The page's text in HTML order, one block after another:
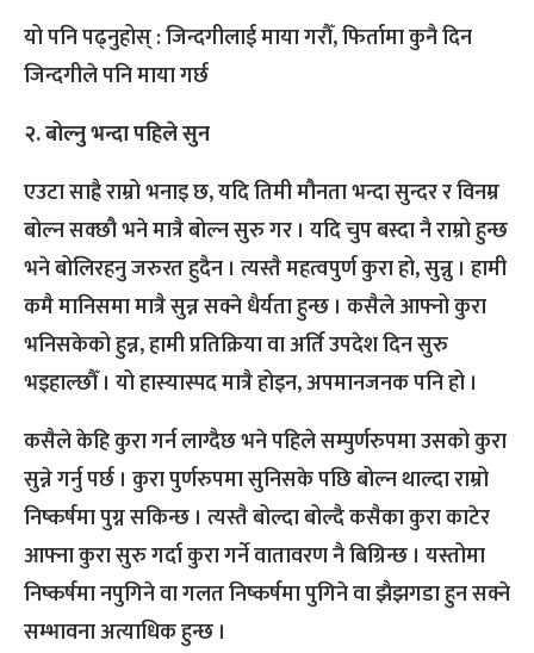
यो पनि पढ्नुहोस् : जिन्दगीलाई माया गरौँ, फिर्तामा कुनै दिन
जिन्दगीले पनि माया गर्छ
२. बोल्नु भन्दा पहिले सुन
एउटा साह्रै राम्रो भनाइ छ, यदि तिमी मौनता भन्दा सुन्दर र विनम्र
बोल्न सक्छौ भने मात्रै बोल्न सुरु गर । यदि चुप बस्दा नै राम्रो हुन्छ
भने बोलिरहनु जरुरत हुदैन । त्यस्तै महत्वपुर्ण कुरा हो, सुन्नु । हामी
कमै मानिसमा मात्रै सुन्न सक्ने धैर्यता हुन्छ । कसैले आफ्नो कुरा
भनिसकेको हुन्न, हामी प्रतिक्रिया वा अर्ति उपदेश दिन सुरु
भइहाल्छौँ । यो हास्यास्पद मात्रै होइन, अपमानजनक पनि हो ।
कसैले केहि कुरा गर्न लाग्दैछ भने पहिले सम्पुर्णरुपमा उसको कुरा
सुन्ने गर्नु पर्छ । कुरा पुर्णरुपमा सुनिसके पछि बोल्न थाल्दा राम्रो
निष्कर्षमा पुग्न सकिन्छ । त्यस्तै बोल्दा बोल्दै कसैका कुरा काटेर
आफ्ना कुरा सुरु गर्दा कुरा गर्ने वातावरण नै बिग्रिन्छ । यस्तोमा
निष्कर्षमा नपुगिने वा गलत निष्कर्षमा पुगिने वा झैझगडा हुन सक्ने
सम्भावना अत्याधिक हुन्छ ।